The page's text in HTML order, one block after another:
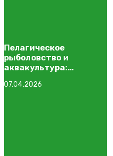
Пелагическое
рыболовство и
аквакультура:
производству рыбы
07.04.2026